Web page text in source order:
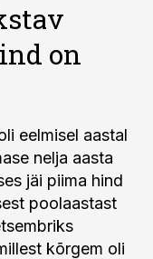
on
eelmisel aastal
nelja aasta
jäi piima hind
poolaastast
kõrgem oli